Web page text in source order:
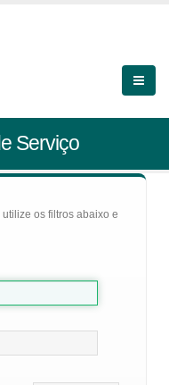
Serviço
os filtros abaixo e